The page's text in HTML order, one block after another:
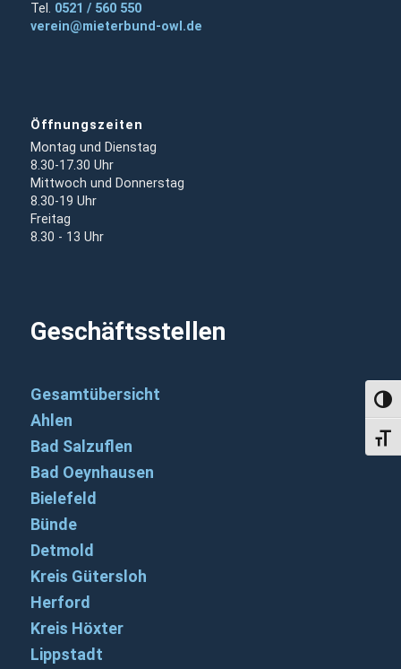
Tel. 0521 / 560 550
verein@mieterbund-owl.de
Öffnungszeiten
Montag und Dienstag
8.30-17.30 Uhr
Mittwoch und Donnerstag
8.30-19 Uhr
Freitag
8.30 - 13 Uhr
Geschäftsstellen
Gesamtübersicht
Ahlen
Bad Salzuflen
Bad Oeynhausen
Bielefeld
Bünde
Detmold
Kreis Gütersloh
Herford
Kreis Höxter
Lippstadt